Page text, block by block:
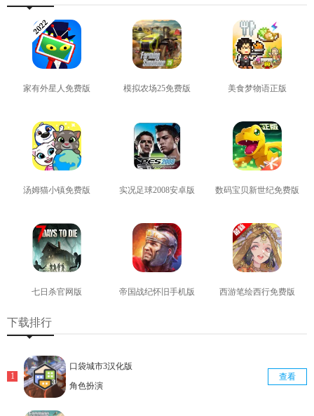
家有外星人免费版 模拟农场25免费版 美食梦物语正版
汤姆猫小镇免费版 实况足球2008安卓版 数码宝贝新世纪免费版
七日杀官网版 帝国战纪怀旧手机版 西游笔绘西行免费版
下载排行
口袋城市3汉化版
角色扮演
查看